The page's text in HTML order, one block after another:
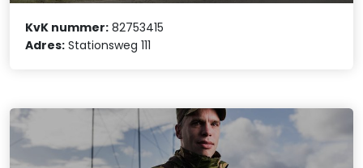
KvK nummer: 82753415
Adres: Stationsweg 111